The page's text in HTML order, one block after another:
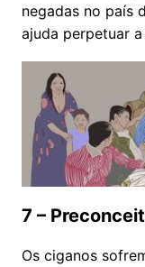
negadas no país
ajuda perpetuar
7 –
Os ciganos